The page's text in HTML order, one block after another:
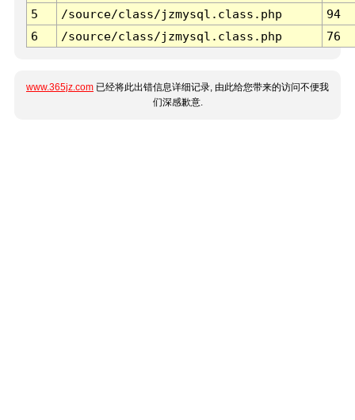
5
/source/class/jzmysql.class.php
94
6
/source/class/jzmysql.class.php 76
www.365jz.com 已经将此出错信息详细记录, 由此给您带来的访问不便我
们深感歉意.